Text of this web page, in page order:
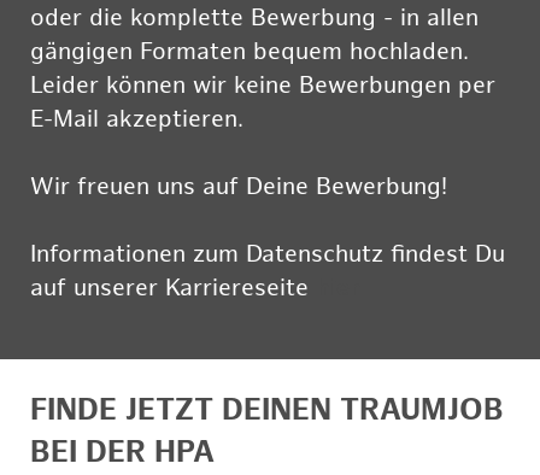
oder die komplette Bewerbung - in allen
gängigen Formaten bequem hochladen.
Leider können wir keine Bewerbungen per
E-Mail akzeptieren.
Wir freuen uns auf Deine Bewerbung!
Informationen zum Datenschutz findest Du
auf unserer Karriereseite
FINDE JETZT DEINEN TRAUMJOB
BEI DER HPA